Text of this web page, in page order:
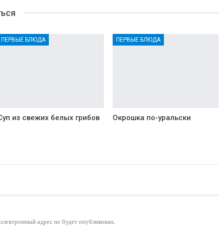
ПЕРВЫЕ БЛЮДА
из свежих белых грибов
ПЕРВЫЕ БЛЮДА
Окрошка по-уральски
адрес не будет опубликован.